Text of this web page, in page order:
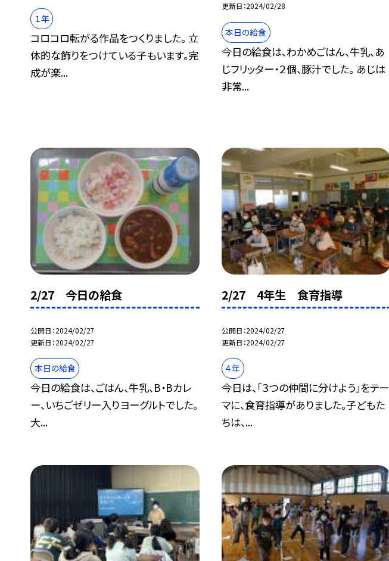
１年
コロコロ転がる作品をつくりました。 立
体的な飾りをつけている子もいます。完
成が楽...
更新日 2024/02/28
本日の給食
今日の給食は、わかめごはん、牛乳、あ
じフリッター・２個、豚汁でした。 あじは
非常...
2/27 今日の給食
公開日 2024/02/27
更新日 2024/02/27
本日の給食
今日の給食は、ごはん、牛乳、B・Bカレ
ー、いちごゼリー入りヨーグルトでした。
大...
2/27 4年生 食育指導
公開日 2024/02/27
更新日 2024/02/27
４年
今日は、「３つの仲間に分けよう」をテー
マに、食育指導がありました。子どもた
ちは、...